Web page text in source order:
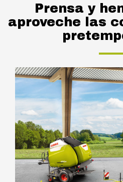
Prensa y
aproveche las